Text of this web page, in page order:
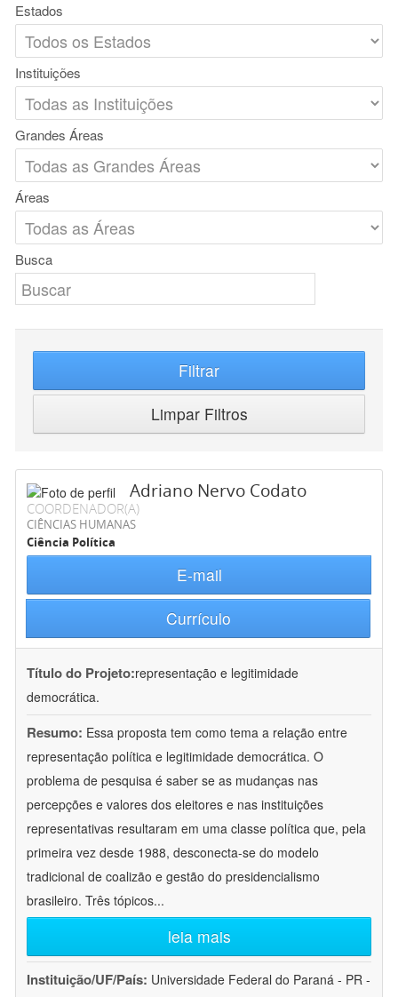
Estados
Instituições
Grandes Áreas
Áreas
Busca
Filtrar
Limpar Filtros
Adriano Nervo Codato
COORDENADOR(A)
CIÊNCIAS HUMANAS
Ciência Política
E-mail
Currículo
Título do Projeto:representação e legitimidade
democrática.
Resumo: Essa proposta tem como tema a relação entre
representação política e legitimidade democrática. O
problema de pesquisa é saber se as mudanças nas
percepções e valores dos eleitores e nas instituições
representativas resultaram em uma classe política que, pela
primeira vez desde 1988, desconecta-se do modelo
tradicional de coalizão e gestão do presidencialismo
brasileiro. Três tópicos...
leia mais
Instituição/UF/País: Universidade Federal do Paraná - PR -